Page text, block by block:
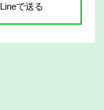
Lineで送る